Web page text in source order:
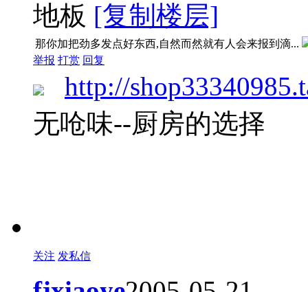
地板 [复制楼层]
那你加把劲多发点好东西,自然而然就有人会来报到滴...
举报 打赏 回复
http://
无呛味--厨房的选择
关注 发私信